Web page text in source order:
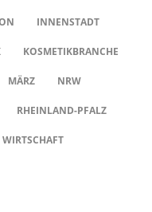
INNENSTADT
KOSMETIKBRANCHE
MÄRZ NRW
RHEINLAND-PFALZ
WIRTSCHAFT